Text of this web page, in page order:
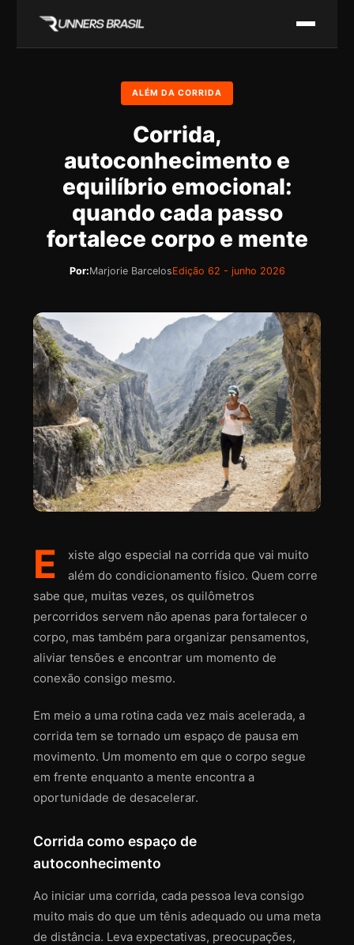
ALÉM DA CORRIDA
Corrida,
autoconhecimento e
equilíbrio emocional:
quando cada passo
fortalece corpo e mente
Por:Marjorie BarcelosEdição 62 - junho 2026
E
xiste algo especial na corrida que vai muito
além do condicionamento físico. Quem corre
sabe que, muitas vezes, os quilômetros
percorridos servem não apenas para fortalecer o
corpo, mas também para organizar pensamentos,
aliviar tensões e encontrar um momento de
conexão consigo mesmo.
Em meio a uma rotina cada vez mais acelerada, a
corrida tem se tornado um espaço de pausa em
movimento. Um momento em que o corpo segue
em frente enquanto a mente encontra a
oportunidade de desacelerar.
Corrida como espaço de
autoconhecimento
Ao iniciar uma corrida, cada pessoa leva consigo
muito mais do que um tênis adequado ou uma meta
de distância. Leva expectativas, preocupações,